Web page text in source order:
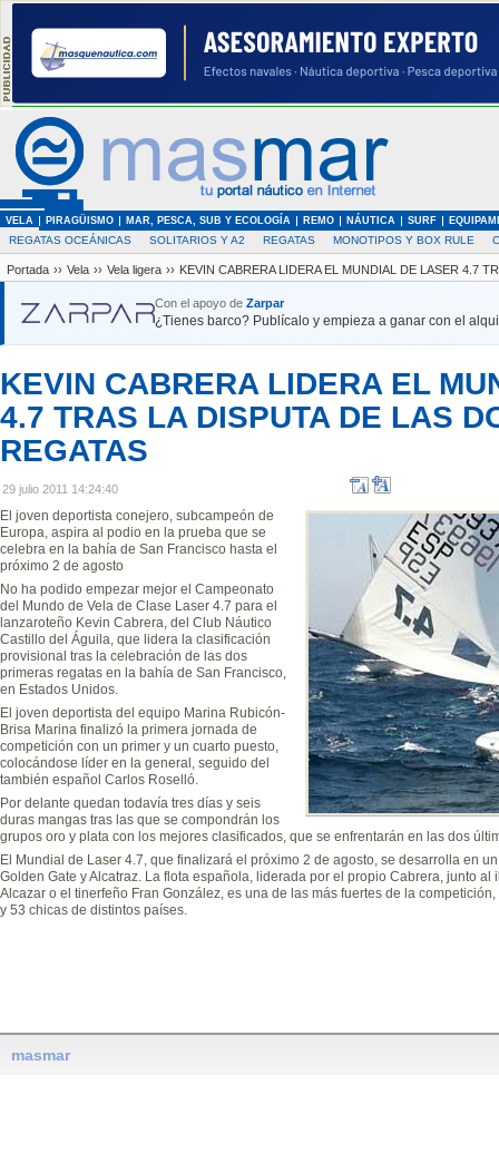
VELA PIRAGÜISMO MAR, PESCA, SUB Y ECOLOGÍA REMO NÁUTICA SURF
REGATAS OCEÁNICAS SOLITARIOS Y A2 REGATAS MONOTIPOS Y BOX RULE
Portada ›› Vela ›› Vela ligera ›› KEVIN CABRERA LIDERA EL MUNDIAL DE LASER 4.7
Con el apoyo de Zarpar
¿Tienes barco? Publícalo y empieza a ganar con el
KEVIN CABRERA LIDERA EL
4.7 TRAS LA DISPUTA DE LAS
REGATAS
29 julio 2011 14:24:40
El joven deportista conejero, subcampeón de
Europa, aspira al podio en la prueba que se
celebra en la bahía de San Francisco hasta el
próximo 2 de agosto
No ha podido empezar mejor el Campeonato
del Mundo de Vela de Clase Laser 4.7 para el
lanzaroteño Kevin Cabrera, del Club Náutico
Castillo del Águila, que lidera la clasificación
provisional tras la celebración de las dos
primeras regatas en la bahía de San Francisco,
en Estados Unidos.
El joven deportista del equipo Marina Rubicón-
Brisa Marina finalizó la primera jornada de
competición con un primer y un cuarto puesto,
colocándose líder en la general, seguido del
también español Carlos Roselló.
Por delante quedan todavía tres días y seis
duras mangas tras las que se compondrán los
grupos oro y plata con los mejores clasificados, que se enfrentarán en las dos
El Mundial de Laser 4.7, que finalizará el próximo 2 de agosto, se desarrolla en
Golden Gate y Alcatraz. La flota española, liderada por el propio Cabrera, junto
Alcazar o el tinerfeño Fran González, es una de las más fuertes de la
y 53 chicas de distintos países.
masmar